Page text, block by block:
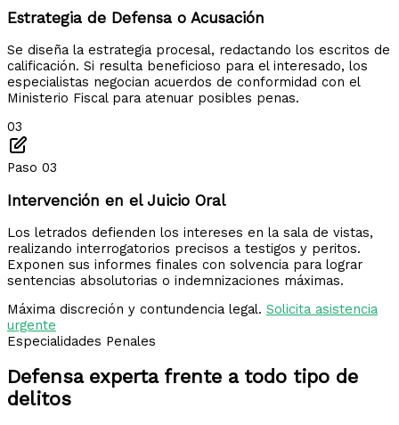
Estrategia de Defensa o Acusación
Se diseña la estrategia procesal, redactando los escritos de
calificación. Si resulta beneficioso para el interesado, los
especialistas negocian acuerdos de conformidad con el
Ministerio Fiscal para atenuar posibles penas.
03
Paso 03
Intervención en el Juicio Oral
Los letrados defienden los intereses en la sala de vistas,
realizando interrogatorios precisos a testigos y peritos.
Exponen sus informes finales con solvencia para lograr
sentencias absolutorias o indemnizaciones máximas.
Máxima discreción y contundencia legal. Solicita asistencia
urgente
Especialidades Penales
Defensa experta frente a todo tipo de
delitos